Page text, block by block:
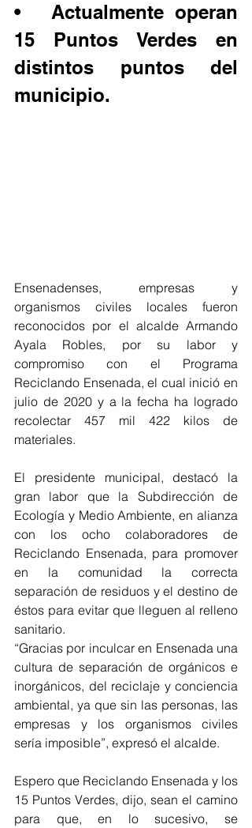
•	Actualmente operan
15 Puntos Verdes en
distintos puntos del
municipio.
Ensenadenses, empresas y
organismos civiles locales fueron
reconocidos por el alcalde Armando
Ayala Robles, por su labor y
compromiso con el Programa
Reciclando Ensenada, el cual inició en
julio de 2020 y a la fecha ha logrado
recolectar 457 mil 422 kilos de
materiales.
El presidente municipal, destacó la
gran labor que la Subdirección de
Ecología y Medio Ambiente, en alianza
con los ocho colaboradores de
Reciclando Ensenada, para promover
en la comunidad la correcta
separación de residuos y el destino de
éstos para evitar que lleguen al relleno
sanitario.
“Gracias por inculcar en Ensenada una
cultura de separación de orgánicos e
inorgánicos, del reciclaje y conciencia
ambiental, ya que sin las personas, las
empresas y los organismos civiles
sería imposible”, expresó el alcalde.
Espero que Reciclando Ensenada y los
15 Puntos Verdes, dijo, sean el camino
para que, en lo sucesivo, se